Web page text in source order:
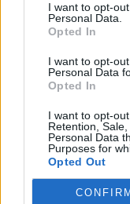
I want to opt-
Personal Data.
Opted In
I want to opt-
Personal Data
Opted In
I want to opt-
Retention,
Personal Data
Purposes for
Opted Out
Στις
και την
τετραήμερο με
όσους βρεθούν
Θεσσαλονίκη,
πολλά είδη
Επίσης στο
υπάρχει μια